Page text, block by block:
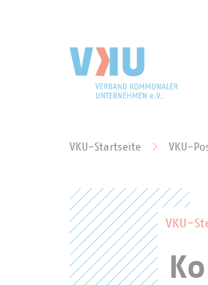
VKU-Startseite VKU-
VKU-